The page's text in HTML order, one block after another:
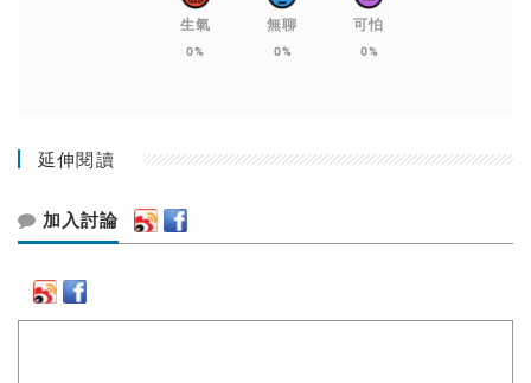
生氣
0%
無聊
0%
可怕
0%
延伸閱讀
加入討論